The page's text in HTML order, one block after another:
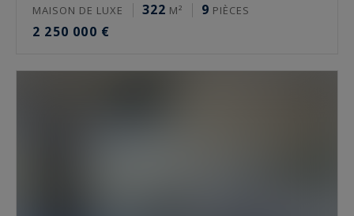
MAISON DE LUXE 322 M² 9 PIÈCES
2 250 000 €